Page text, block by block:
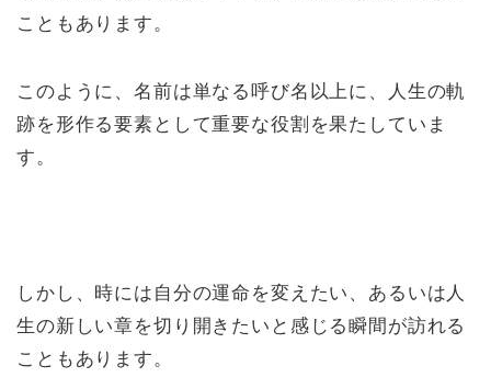
こともあります。
このように、名前は単なる呼び名以上に、人生の軌
跡を形作る要素として重要な役割を果たしていま
す。
しかし、時には自分の運命を変えたい、あるいは人
生の新しい章を切り開きたいと感じる瞬間が訪れる
こともあります。